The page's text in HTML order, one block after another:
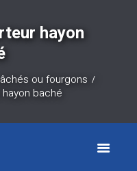
hayon
ou fourgons
baché